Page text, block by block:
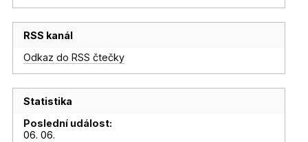
RSS kanál
Odkaz do RSS čtečky
Statistika
Poslední událost:
06. 06.